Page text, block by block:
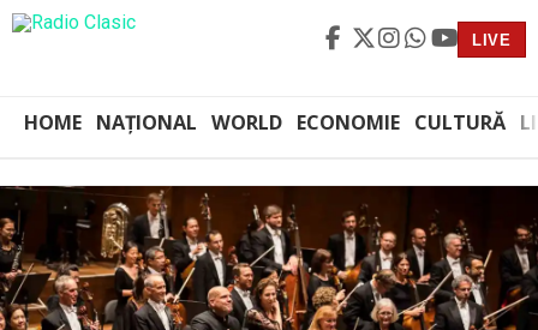
LIVE
HOME NAȚIONAL WORLD ECONOMIE CULTURĂ